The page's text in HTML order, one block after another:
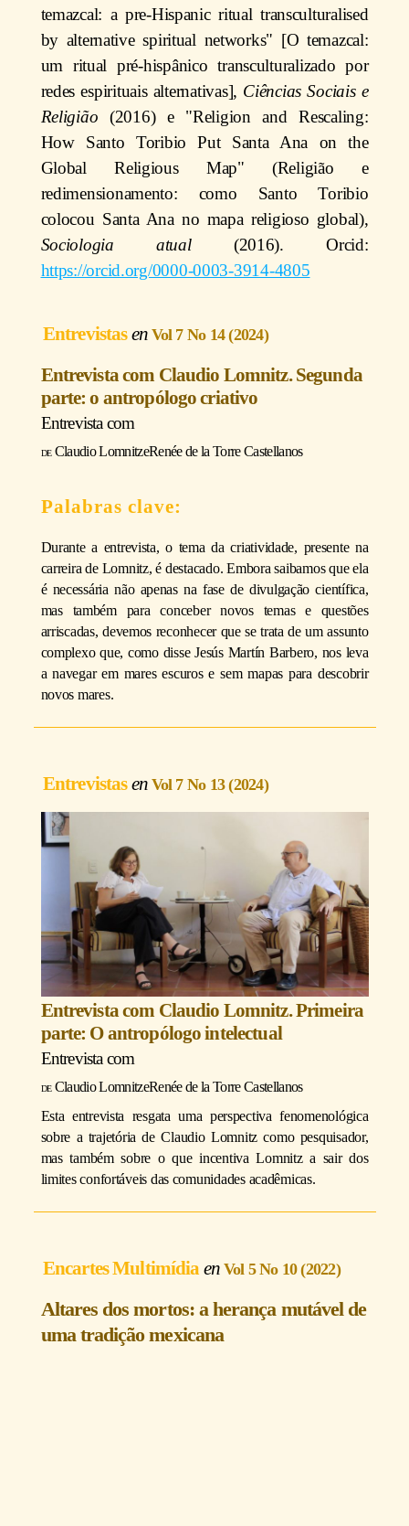
temazcal: a pre-Hispanic ritual transculturalised
by alternative spiritual networks" [O temazcal:
um ritual pré-hispânico transculturalizado por
redes espirituais alternativas], Ciências Sociais e
Religião (2016) e "Religion and Rescaling:
How Santo Toribio Put Santa Ana on the
Global Religious Map" (Religião e
redimensionamento: como Santo Toribio
colocou Santa Ana no mapa religioso global),
Sociologia atual(2016). Orcid:
https://orcid.org/0000-0003-3914-4805
Entrevistas Vol 7 No 14 (2024)
Entrevista com Claudio Lomnitz. Segunda
parte: o antropólogo criativo
Entrevista com
Claudio LomnitzeRenée de la Torre Castellanos
Durante a entrevista, o tema da criatividade, presente na
carreira de Lomnitz, é destacado. Embora saibamos que ela
é necessária não apenas na fase de divulgação científica,
mas também para conceber novos temas e questões
arriscadas, devemos reconhecer que se trata de um assunto
complexo que, como disse Jesús Martín Barbero, nos leva
a navegar em mares escuros e sem mapas para descobrir
novos mares.
Entrevistas Vol 7 No 13 (2024)
Entrevista com Claudio Lomnitz. Primeira
parte: O antropólogo intelectual
Entrevista com
Claudio LomnitzeRenée de la Torre Castellanos
Esta entrevista resgata uma perspectiva fenomenológica
sobre a trajetória de Claudio Lomnitz como pesquisador,
mas também sobre o que incentiva Lomnitz a sair dos
limites confortáveis das comunidades acadêmicas.
Encartes Multimídia Vol 5 No 10 (2022)
Altares dos mortos: a herança mutável de
uma tradição mexicana